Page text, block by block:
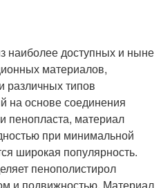
наиболее доступных и ныне
материалов,
различных типов
на основе соединения
пенопласта, материал
при минимальной
широкая популярность.
пенополистирол
и подвижностью. Материал